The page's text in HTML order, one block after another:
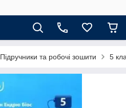
Підручники та робочі зошити 5